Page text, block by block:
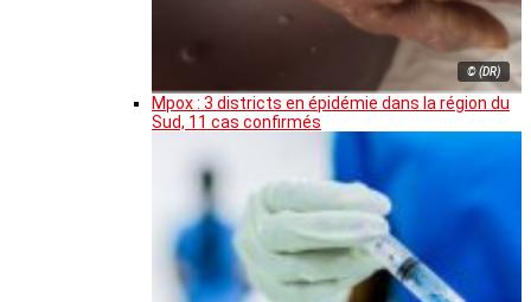
© (DR)
Mpox : 3 districts en épidémie dans la région du
Sud, 11 cas confirmés